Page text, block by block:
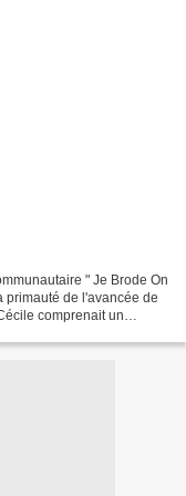
" Je Brode On
primauté de l'avancée de
comprenait un